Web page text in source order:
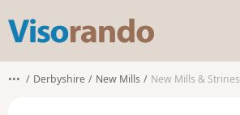
s
o
••• Derbyshire New Mills New Mills & Strines